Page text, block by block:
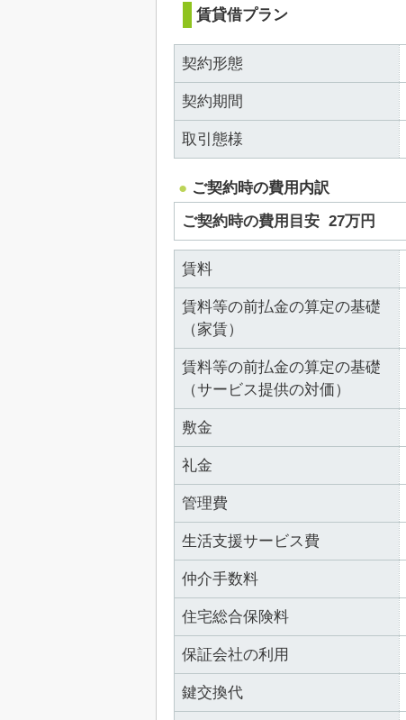
賃貸借プラン
契約形態
契約期間
取引態様
ご契約時の費用内訳
ご契約時の費用目安 27万円
賃料
賃料等の前払金の算定の基礎
（家賃）
賃料等の前払金の算定の基礎
（サービス提供の対価）
敷金
礼金
管理費
生活支援サービス費
仲介手数料
住宅総合保険料
保証会社の利用
鍵交換代